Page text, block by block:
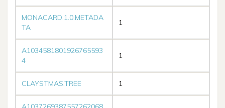
MONACARD.1.0.METADA
TA
1
A1034581801926765593
4
1
CLAYSTMAS.TREE 1